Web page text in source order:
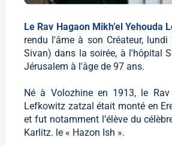
Le Rav Hagaon Mikh’el Yehouda
rendu l'âme à son Créateur,
Sivan) dans la soirée, à l'hôpital
Jérusalem à l'âge de 97 ans.
Né à Volozhine en 1913, le Rav
Lefkowitz zatzal était monté en
et fut notamment l’élève du
Karlitz. le « Hazon Ish ».